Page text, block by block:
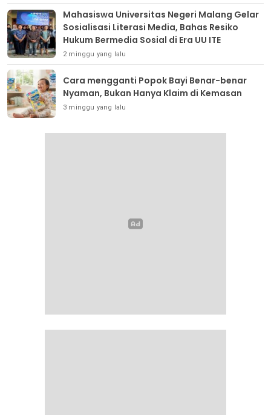
Mahasiswa Universitas Negeri Malang Gelar
Sosialisasi Literasi Media, Bahas Resiko
Hukum Bermedia Sosial di Era UU ITE
2 minggu yang lalu
Cara mengganti Popok Bayi Benar-benar
Nyaman, Bukan Hanya Klaim di Kemasan
3 minggu yang lalu